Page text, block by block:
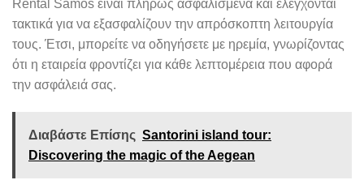
Rental Samos είναι πλήρως ασφαλισμένα και ελέγχονται
τακτικά για να εξασφαλίζουν την απρόσκοπτη λειτουργία
τους. Έτσι, μπορείτε να οδηγήσετε με ηρεμία, γνωρίζοντας
ότι η εταιρεία φροντίζει για κάθε λεπτομέρεια που αφορά
την ασφάλειά σας.
Διαβάστε Επίσης Santorini island tour:
Discovering the magic of the Aegean